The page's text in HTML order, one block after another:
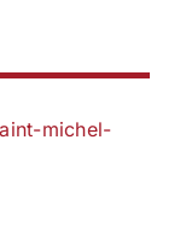
michel-